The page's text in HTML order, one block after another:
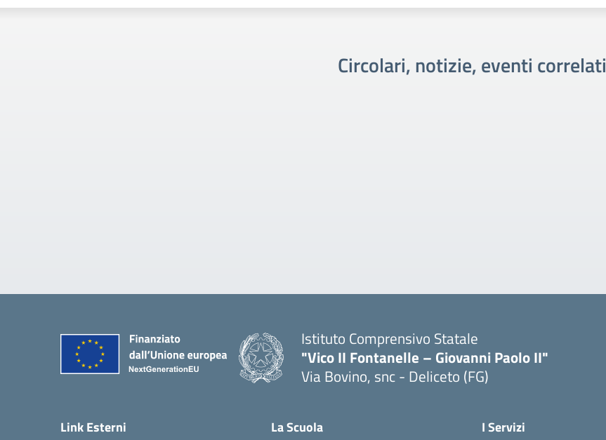
Circolari, notizie, eventi correlati
Istituto Comprensivo Statale
"Vico II Fontanelle – Giovanni Paolo II"
Via Bovino, snc - Deliceto (FG)
Link Esterni La Scuola I Servizi